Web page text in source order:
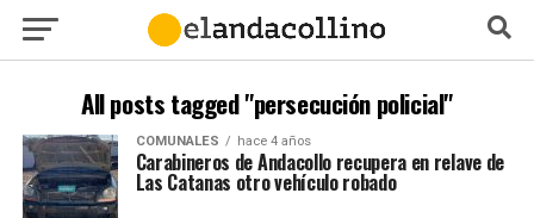
All posts tagged "persecución policial"
COMUNALES hace 4 años
Carabineros de Andacollo recupera en relave de
Las Catanas otro vehículo robado